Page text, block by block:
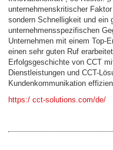
unternehmenskritischer
sondern Schnelligkeit und ein
unternehmensspezifischen
Unternehmen mit einem Top-
einen sehr guten Ruf
Erfolgsgeschichte von CCT
Dienstleistungen und CCT-
Kundenkommunikation
https:/ cct-solutions.com/de/